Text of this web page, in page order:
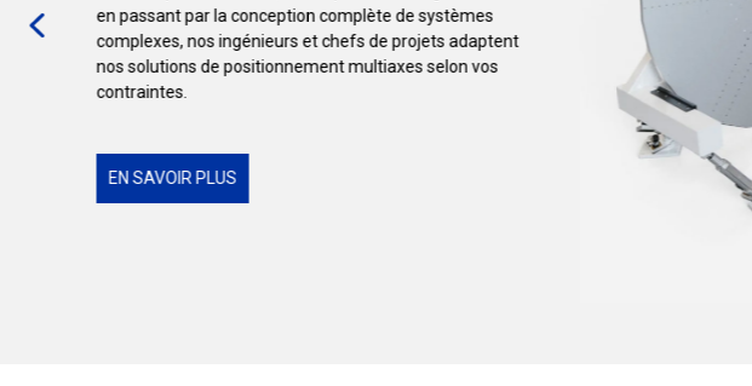
en passant par la conception complète de systèmes
complexes, nos ingénieurs et chefs de projets adaptent
nos solutions de positionnement multiaxes selon vos
contraintes.
EN SAVOIR PLUS